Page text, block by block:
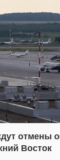
отмены
Восток